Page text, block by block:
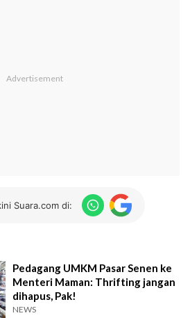
Suara.com di:
Pedagang UMKM Pasar Senen ke
Menteri Maman: Thrifting jangan
dihapus, Pak!
NEWS